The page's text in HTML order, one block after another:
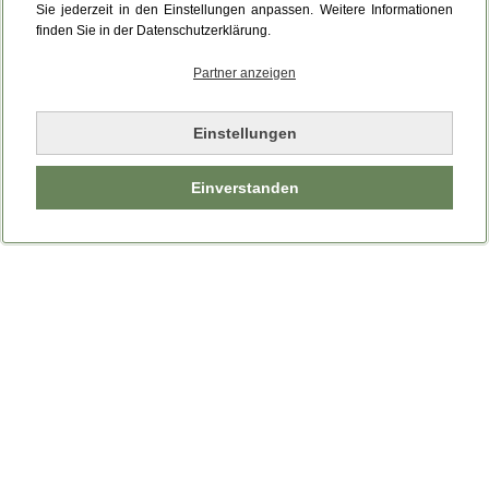
Sie jederzeit in den Einstellungen anpassen. Weitere Informationen
finden Sie in der Datenschutzerklärung.
Partner anzeigen
Einstellungen
Einverstanden
Bitte laden Sie die Seite neu.